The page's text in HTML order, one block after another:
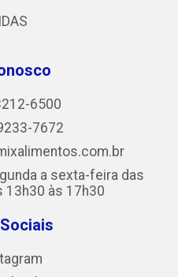
6500
7672
a sexta-feira das
13h30 às 17h30